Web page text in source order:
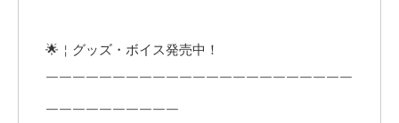
🌟￤グッズ・ボイス発売中！
￣￣￣￣￣￣￣￣￣￣￣￣￣￣￣￣￣￣￣￣￣￣￣
￣￣￣￣￣￣￣￣￣￣